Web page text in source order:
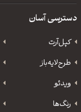
دسترسی آسان
کپل‌آرت
طرح‌لایه‌باز
ویدئو
رنگ‌ها